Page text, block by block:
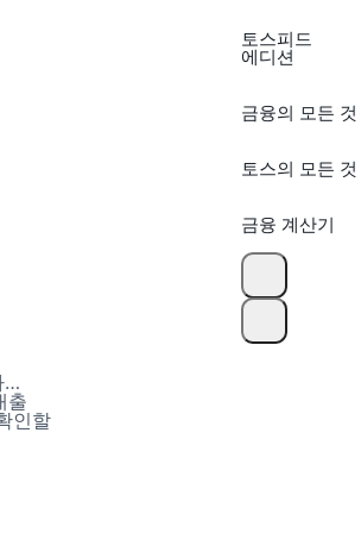
토스피드
에디션
금융의 모든 것
토스의 모든 것
금융 계산기
…
출
인할